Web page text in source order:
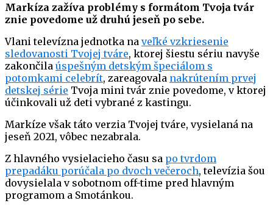
Markíza zažíva problémy s formátom Tvoja tvár
znie povedome už druhú jeseň po sebe.
Vlani televízna jednotka na veľké vzkriesenie
sledovanosti Tvojej tváre, ktorej šiestu sériu navyše
zakončila úspešným detským špeciálom s
potomkami celebrít, zareagovala nakrútením prvej
detskej série Tvoja mini tvár znie povedome, v ktorej
účinkovali už deti vybrané z kastingu.
Markíze však táto verzia Tvojej tváre, vysielaná na
jeseň 2021, vôbec nezabrala.
Z hlavného vysielacieho času sa po tvrdom
prepadáku porúčala po dvoch večeroch, televízia šou
dovysielala v sobotnom off-time pred hlavným
programom a Smotánkou.